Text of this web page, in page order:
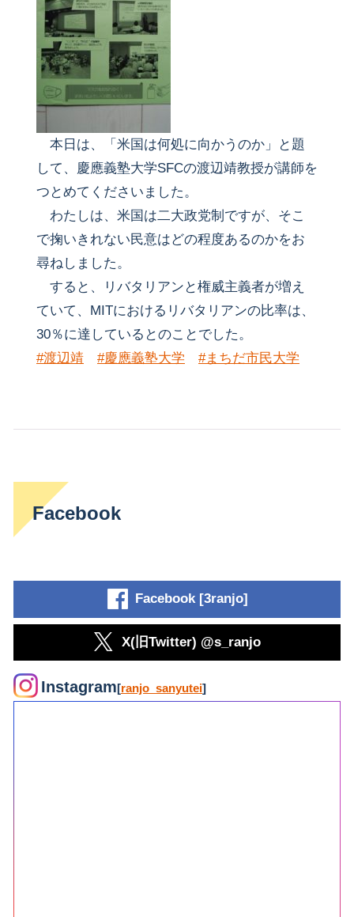
本日は、「米国は何処に向かうのか」と題
して、慶應義塾大学SFCの渡辺靖教授が講師を
つとめてくださいました。
わたしは、米国は二大政党制ですが、そこ
で掬いきれない民意はどの程度あるのかをお
尋ねしました。
すると、リバタリアンと権威主義者が増え
ていて、MITにおけるリバタリアンの比率は、
30％に達しているとのことでした。
#渡辺靖
#慶應義塾大学 #まちだ市民大学
Facebook
Facebook [3ranjo]
X(旧Twitter) @s_ranjo
Instagram[ranjo_sanyutei]